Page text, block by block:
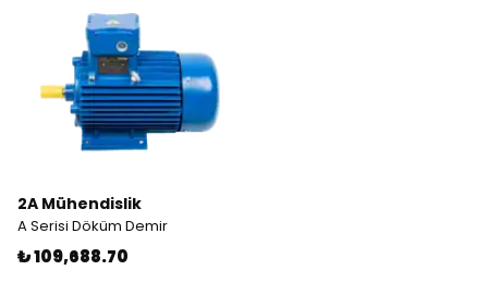
2A Mühendislik
A Serisi Döküm Demir
₺ 109,688.70